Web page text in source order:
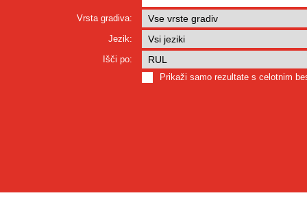
Vrsta gradiva:
Jezik:
Išči po:
Prikaži samo rezultate s celotnim